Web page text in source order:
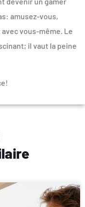
amusez-vous,
vous-même. Le
il vaut la peine